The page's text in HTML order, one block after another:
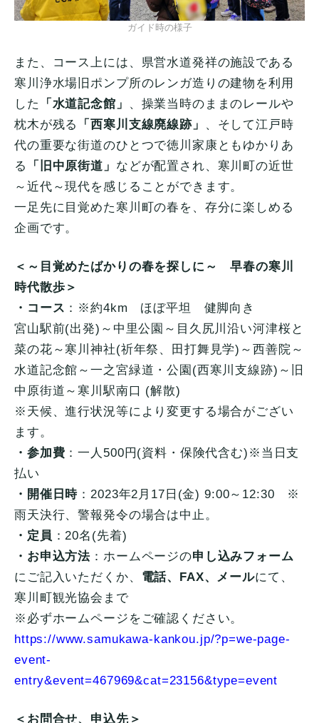
ガイド時の様子
また、コース上には、県営水道発祥の施設である
寒川浄水場旧ポンプ所のレンガ造りの建物を利用
した
「水道記念館」
、操業当時のままのレールや
枕木が残る
「西寒川支線廃線跡」
、そして江戸時
代の重要な街道のひとつで徳川家康ともゆかりあ
る
「旧中原街道」 などが配置され、寒川町の近世
～近代～現代を感じることができます。
一足先に目覚めた寒川町の春を、存分に楽しめる
企画です。
＜～目覚めたばかりの春を探しに～ 早春の寒川
時代散歩＞
・コース ：※約4km ほぼ平坦 健脚向き
宮山駅前(出発)～中里公園～目久尻川沿い河津桜と
菜の花～寒川神社(祈年祭、田打舞見学)～西善院～
水道記念館～一之宮緑道・公園(西寒川支線跡)～旧
中原街道～寒川駅南口 (解散)
※天候、進行状況等により変更する場合がござい
ます。
・参加費 ：一人500円(資料・保険代含む)※当日支
払い
・開催日時 ：2023年2月17日(金) 9:00～12:30 ※
雨天決行、警報発令の場合は中止。
・定員 ：20名(先着)
・お申込方法 ：ホームページの申し込みフォーム
にご記入いただくか、 電話、FAX、メールにて、
寒川町観光協会まで
※必ずホームページをご確認ください。
https://www.samukawa-kankou.jp/?p=we-page-
event-
entry&event=467969&cat=23156&type=event
＜お問合せ、申込先＞